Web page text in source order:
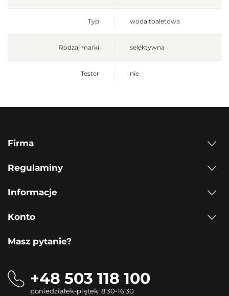
Typ woda toaletowa
Rodzaj marki selektywna
Tester nie
Firma
Regulaminy
Informacje
Konto
Masz pytanie?
+48 503 118 100
poniedziałek-piątek 8:30-16:30